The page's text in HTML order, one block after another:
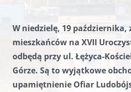
W niedzielę, 19 października,
mieszkańców na XVII
odbędą przy ul. Łężyca-
Górze. Są to wyjątkowe
upamiętnienie Ofiar